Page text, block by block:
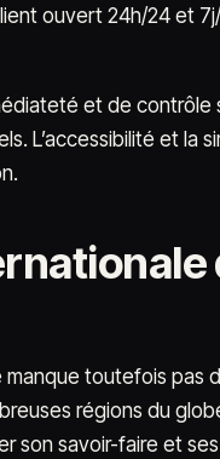
ouvert 24h/24 et
et de
L’accessibilité et la
manque toutefois pas
régions du
son savoir-faire et